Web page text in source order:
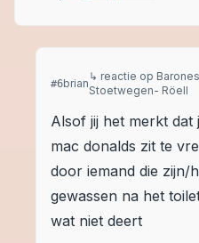
#6brian
↳ reactie op
Stoetwegen- Röell
Alsof jij het merkt
mac donalds zit te
door iemand die zijn/
gewassen na het
wat niet deert